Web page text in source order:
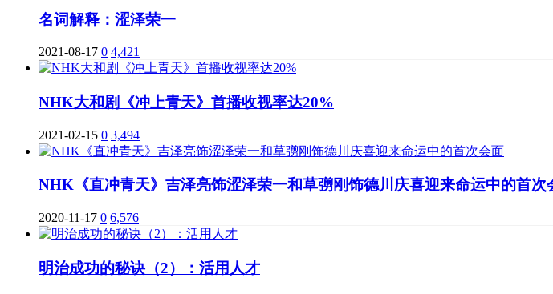
名词解释：涩泽荣一
2021-08-17 0 4,421
NHK大和剧《冲上青天》首播收视率达20%
2021-02-15 0 3,494
NHK《直冲青天》吉泽亮饰涩泽荣一和草彅刚饰德川庆喜迎来命运中的首次
2020-11-17 0 6,576
明治成功的秘诀（2）：活用人才